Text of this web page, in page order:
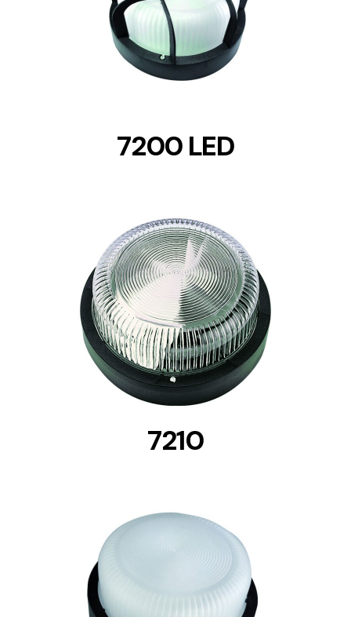
DETAILS
7200 LED
DETAILS
7210